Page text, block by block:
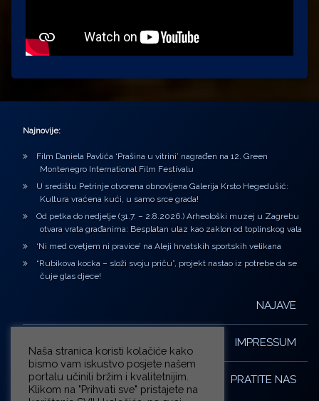
Najnovije:
Film Daniela Pavlića ‘Prašina u vitrini’ nagrađen na 12. Green
Montenegro International Film Festivalu
U središtu Petrinje otvorena obnovljena Galerija Krsto Hegedušić:
Kultura vraćena kući, u samo srce grada!
Od petka do nedjelje (31.7. – 2.8.2026.) Arheološki muzej u Zagrebu
otvara vrata građanima: Besplatan ulaz kao zaklon od toplinskog vala
‘Ni med cvetjem ni pravice’ na Aleji hrvatskih sportskih velikana
“Rubikova kocka – složi svoju priču”, projekt nastao iz potrebe da se
čuje glas djece!
NAJAVE
IMPRESSUM
PRATITE NAS
Naša stranica koristi kolačiće kako
bismo vam iskustvo posjete našem
portalu učinili bržim i kvalitetnijim.
Klikom na "Prihvati sve" pristajete na